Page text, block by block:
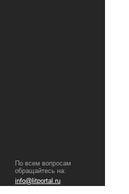
По всем вопросам
обращайтесь на:
info@litportal.ru